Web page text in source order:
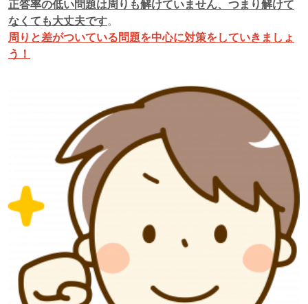
正答率の低い問題は周りも解けていません、つまり解けて
なくても大丈夫です。
周りと差がついている問題を中心に対策をしていきましょ
う！